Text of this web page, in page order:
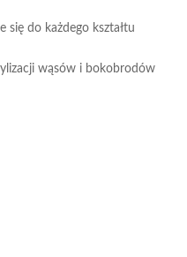
się do każdego kształtu
wąsów i bokobrodów